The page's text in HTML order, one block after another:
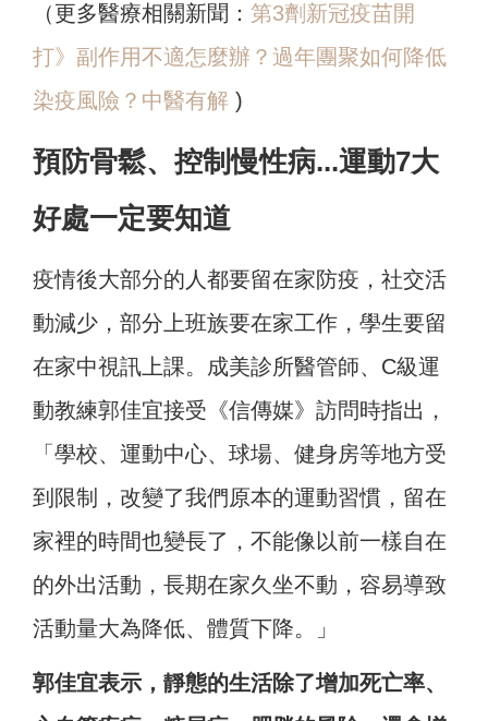
（更多醫療相關新聞： 第3劑新冠疫苗開
打》副作用不適怎麼辦？過年團聚如何降低
染疫風險？中醫有解 )
預防骨鬆、控制慢性病...運動7大
好處一定要知道
疫情後大部分的人都要留在家防疫，社交活
動減少，部分上班族要在家工作，學生要留
在家中視訊上課。成美診所醫管師、C級運
動教練郭佳宜接受《信傳媒》訪問時指出，
「學校、運動中心、球場、健身房等地方受
到限制，改變了我們原本的運動習慣，留在
家裡的時間也變長了，不能像以前一樣自在
的外出活動，長期在家久坐不動，容易導致
活動量大為降低、體質下降。」
郭佳宜表示，靜態的生活除了增加死亡率、